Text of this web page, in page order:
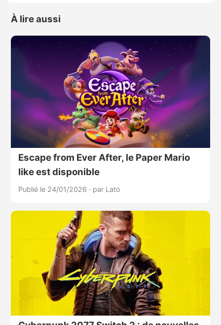
À lire aussi
Escape from Ever After, le Paper Mario
like est disponible
Publié le 24/01/2026 · par Lato